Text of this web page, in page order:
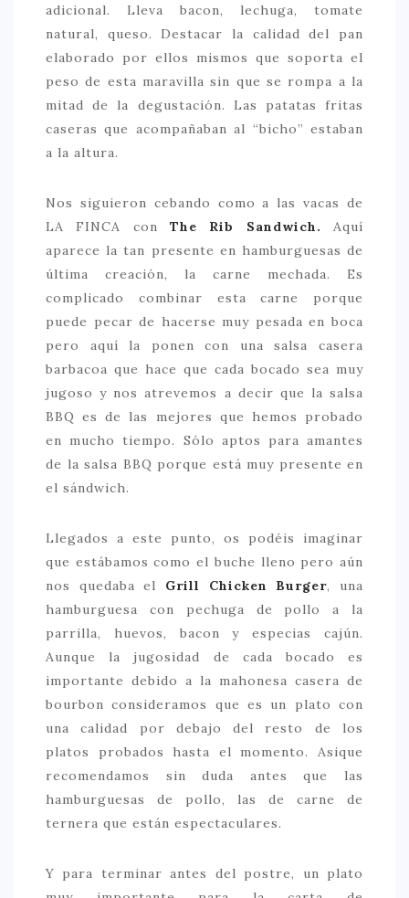
adicional. Lleva bacon, lechuga, tomate
natural, queso. Destacar la calidad del pan
elaborado por ellos mismos que soporta el
peso de esta maravilla sin que se rompa a la
mitad de la degustación. Las patatas fritas
caseras que acompañaban al “bicho” estaban
a la altura.
Nos siguieron cebando como a las vacas de
LA FINCA con The Rib Sandwich. Aquí
aparece la tan presente en hamburguesas de
última creación, la carne mechada. Es
complicado combinar esta carne porque
puede pecar de hacerse muy pesada en boca
pero aquí la ponen con una salsa casera
barbacoa que hace que cada bocado sea muy
jugoso y nos atrevemos a decir que la salsa
BBQ es de las mejores que hemos probado
en mucho tiempo. Sólo aptos para amantes
de la salsa BBQ porque está muy presente en
el sándwich.
Llegados a este punto, os podéis imaginar
que estábamos como el buche lleno pero aún
nos quedaba el Grill Chicken Burger, una
hamburguesa con pechuga de pollo a la
parrilla, huevos, bacon y especias cajún.
Aunque la jugosidad de cada bocado es
importante debido a la mahonesa casera de
bourbon consideramos que es un plato con
una calidad por debajo del resto de los
platos probados hasta el momento. Asique
recomendamos sin duda antes que las
hamburguesas de pollo, las de carne de
ternera que están espectaculares.
Y para terminar antes del postre, un plato